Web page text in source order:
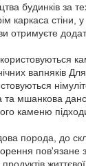
будинків за
каркаса стіни,
отримуєте
вапняків
та мшанкова
каменю
порода, до
пов'язане